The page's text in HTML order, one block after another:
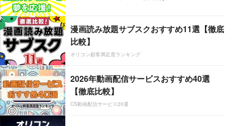
漫画読み放題サブスクおすすめ11選【徹底
比較】
オリコン顧客満足度ランキング
2026年動画配信サービスおすすめ40選
【徹底比較】
CS動画配信サービス20選